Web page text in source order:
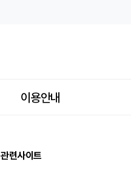
이용안내
관련사이트